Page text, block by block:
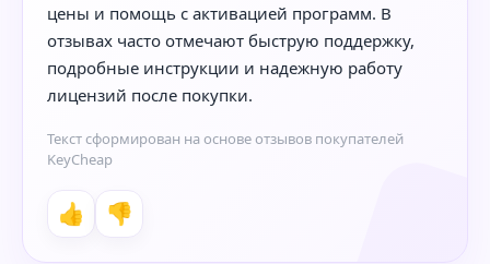
цены и помощь с активацией программ. В
отзывах часто отмечают быструю поддержку,
подробные инструкции и надежную работу
лицензий после покупки.
Текст сформирован на основе отзывов покупателей
KeyCheap
👍 👎